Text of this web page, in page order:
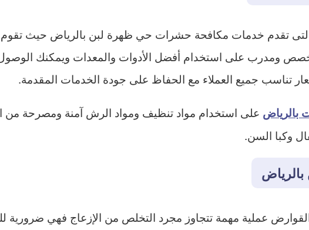
تقدم خدمات مكافحة حشرات حي ظهرة لبن بالرياض حيث تقوم
ومدرب على استخدام أفضل الأدوات والمعدات ويمكنك الوصول
تناسب جميع العملاء مع الحفاظ على جودة الخدمات المقدمة.
بالرياض على استخدام مواد تنظيف ومواد الرش آمنة ومصرحة من
وكبا السن.
عملية مهمة تتجاوز مجرد التخلص من الإزعاج فهي ضرورية